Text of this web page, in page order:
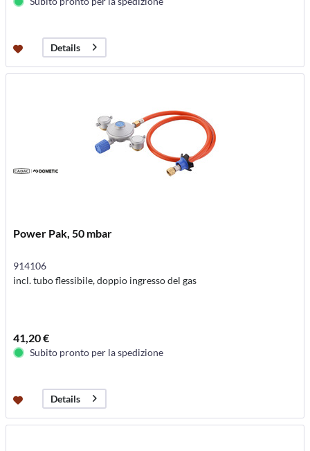
Details
Power Pak, 50 mbar
914106
incl. tubo flessibile, doppio ingresso del gas
41,20 €
Subito pronto per la spedizione
Details